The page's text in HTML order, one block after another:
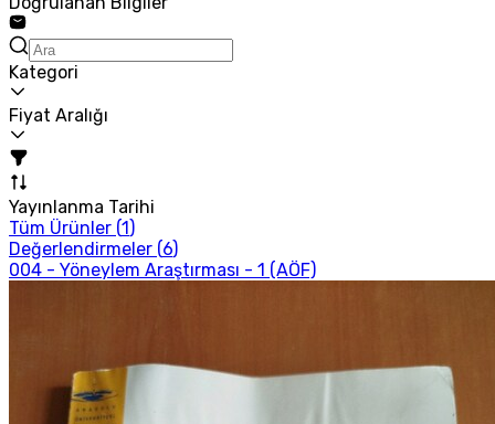
Kategori
Fiyat Aralığı
Yayınlanma Tarihi
Tüm Ürünler (1)
Değerlendirmeler (6)
004 - Yöneylem Araştırması - 1 (AÖF)